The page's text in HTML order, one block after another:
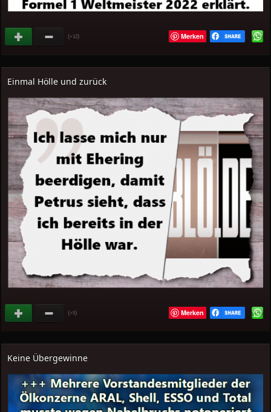
(+12) Merken
Einmal Hölle und zurück
(+5) Merken
Keine Übergewinne